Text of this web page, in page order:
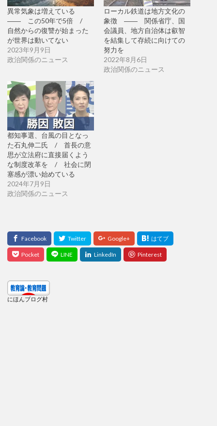
異常気象は増えている
―― この50年で5倍 /
自然からの復讐が始まった
が世界は動いてない
2023年9月9日
政治関係のニュース
ローカル鉄道は地方文化の
象徴 ―― 関係省庁、国
会議員、地方自治体は叡智
を結集して存続に向けての
努力を
2022年8月6日
政治関係のニュース
都知事選、台風の目となっ
た石丸伸二氏 / 首長の意
思が立法府に直接届くよう
な制度改革を / 社会に閉
塞感が漂い始めている
2024年7月9日
政治関係のニュース
にほんブログ村